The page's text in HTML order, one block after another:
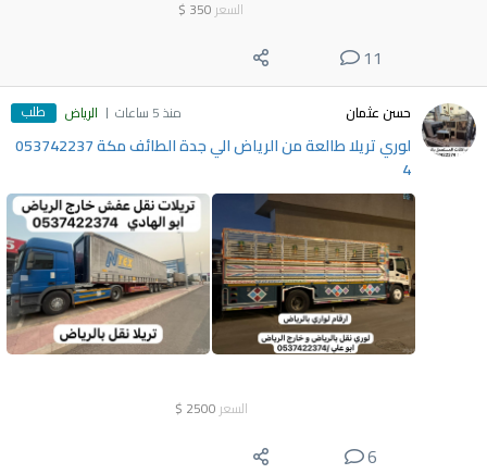
السعر 350
$
11
حسن عثمان منذ 5 ساعات الرياض طلب
لوري تريلا طالعة من الرياض الي جدة الطائف مكة 053742237
4
السعر 2500
$
6